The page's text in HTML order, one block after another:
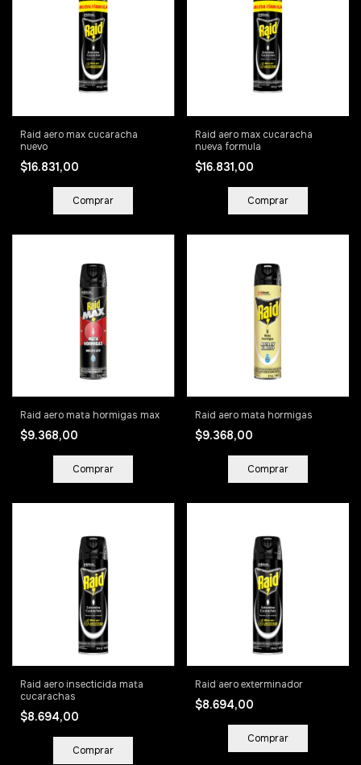
Raid aero max cucaracha
nuevo
$16.831,00
Raid aero max cucaracha
nueva formula
$16.831,00
Raid aero mata hormigas max
$9.368,00
Raid aero mata hormigas
$9.368,00
Raid aero insecticida mata
cucarachas
$8.694,00
Raid aero exterminador
$8.694,00